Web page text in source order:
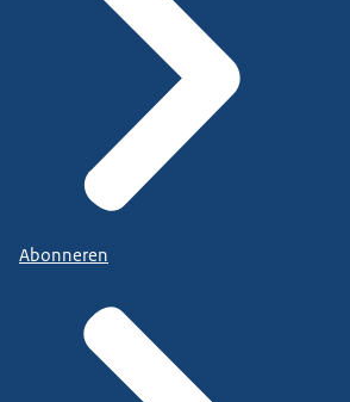
Abonneren